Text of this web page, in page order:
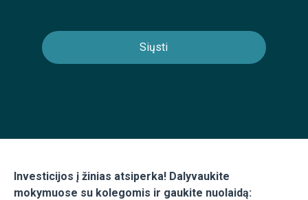
Investicijos į žinias atsiperka! Dalyvaukite
mokymuose su kolegomis ir gaukite nuolaidą: